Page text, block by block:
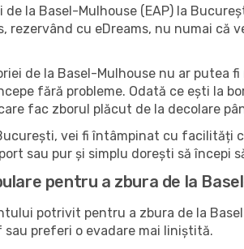
de la Basel-Mulhouse (EAP) la
rezervând cu eDreams, nu numai
de la Basel-Mulhouse nu ar putea
fără probleme. Odată ce ești la
fac zborul plăcut de la decolare
vei fi întâmpinat cu facilități
sau pur și simplu dorești să
pentru a zbura de la
potrivit pentru a zbura de la
sau preferi o evadare mai liniștită.